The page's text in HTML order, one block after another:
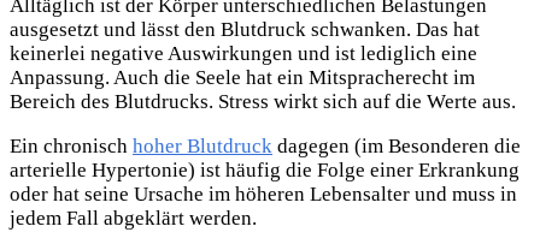
Alltäglich ist der Körper unterschiedlichen Belastungen
ausgesetzt und lässt den Blutdruck schwanken. Das hat
keinerlei negative Auswirkungen und ist lediglich eine
Anpassung. Auch die Seele hat ein Mitspracherecht im
Bereich des Blutdrucks. Stress wirkt sich auf die Werte aus.
Ein chronisch hoher Blutdruck dagegen (im Besonderen die
arterielle Hypertonie) ist häufig die Folge einer Erkrankung
oder hat seine Ursache im höheren Lebensalter und muss in
jedem Fall abgeklärt werden.